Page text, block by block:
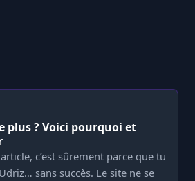
plus ? Voici pourquoi et
c’est sûrement parce que tu
sans succès. Le site ne se